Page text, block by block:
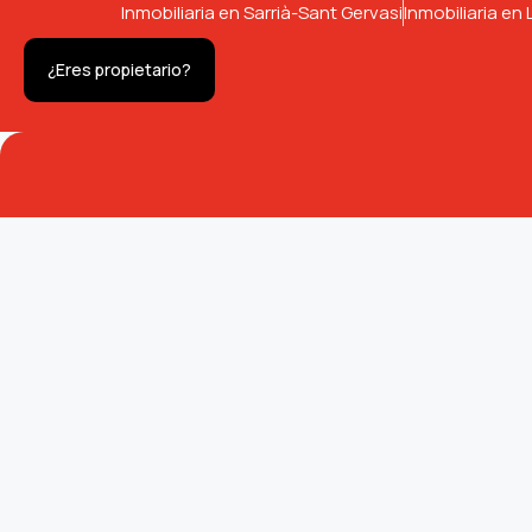
Inmobiliaria en Sarrià-Sant GervasiInmobiliaria en
¿Eres propietario?